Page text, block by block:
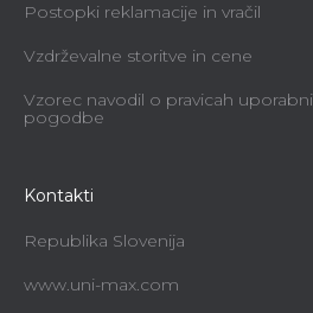
Postopki reklamacije in vračil
Vzdrževalne storitve in cene
Vzorec navodil o pravicah
pogodbe
Kontakti
Republika Slovenija
www.uni-max.com